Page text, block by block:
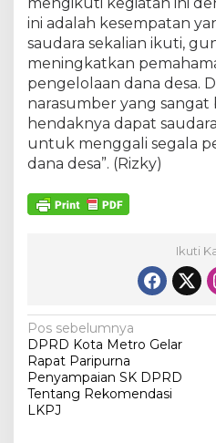
n
a
n
e
s
a
T
a
2
mengikuti kegiatan ini
ini adalah kesempatan
saudara sekalian ikuti,
meningkatkan
pengelolaan dana desa.
narasumber yang
hendaknya dapat
untuk menggali segala
dana desa”. (Rizky)
Ikuti
N
a
v
i
Pos sebelumnya
DPRD Kota Metro Gelar
Rapat Paripurna
Penyampaian SK DPRD
Tentang Rekomendasi
LKPJ